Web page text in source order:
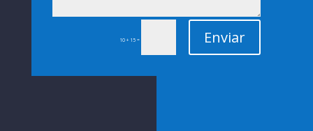
10 + 15 = Enviar